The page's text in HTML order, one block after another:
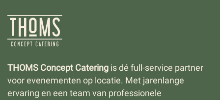
THOMS Concept Catering is dé full-service partner
voor evenementen op locatie. Met jarenlange
ervaring en een team van professionele